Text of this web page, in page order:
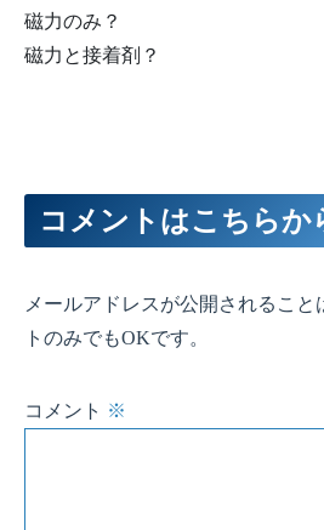
磁力のみ？
磁力と接着剤？
コメントはこちらか
メールアドレスが公開されるこ
トのみでもOKです。
コメント ※